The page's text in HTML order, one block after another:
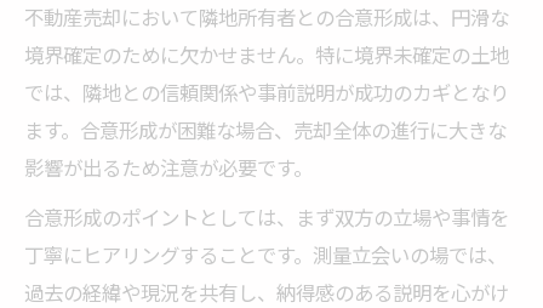
不動産売却において隣地所有者との合意形成は、円滑な
境界確定のために欠かせません。特に境界未確定の土地
では、隣地との信頼関係や事前説明が成功のカギとなり
ます。合意形成が困難な場合、売却全体の進行に大きな
影響が出るため注意が必要です。
合意形成のポイントとしては、まず双方の立場や事情を
丁寧にヒアリングすることです。測量立会いの場では、
過去の経緯や現況を共有し、納得感のある説明を心がけ